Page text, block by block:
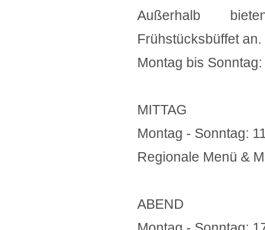
Außerhalb
Frühstücksbüffet an.
Montag bis
MITTAG
Montag - Sonntag:
Regionale Menü &
ABEND